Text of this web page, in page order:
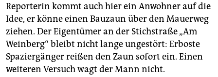
Reporterin kommt auch hier ein Anwohner auf die
Idee, er könne einen Bauzaun über den Mauerweg
ziehen. Der Eigentümer an der Stichstraße „Am
Weinberg“ bleibt nicht lange ungestört: Erboste
Spaziergänger reißen den Zaun sofort ein. Einen
weiteren Versuch wagt der Mann nicht.